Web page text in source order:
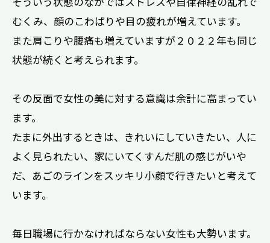
むくみ、顔のこわばりや目の疲れが増えています。
また肩こりや腰痛も増えていますが２０２２年も同じ
状態が続くと考えられます。
その反面で女性の美に対する意識は余計に高まってい
ます。
たまに外出するときは、きれいにしていきたい、人に
よく見られたい、家にいてくすんだ肌の感じがいや
だ、あごのラインをスッキリ小顔で行きたいと考えて
います。
毎日職場に行かなければならない女性も大勢います。